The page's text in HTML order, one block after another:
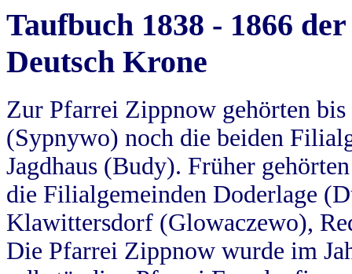
Taufbuch 1838 - 1866
Deutsch Krone
Zur Pfarrei Zippnow gehörten
(Sypnywo) noch die beiden
Jagdhaus (Budy). Früher
die Filialgemeinden Doderlage
Klawittersdorf (Glowaczewo),
Die Pfarrei Zippnow wurde im